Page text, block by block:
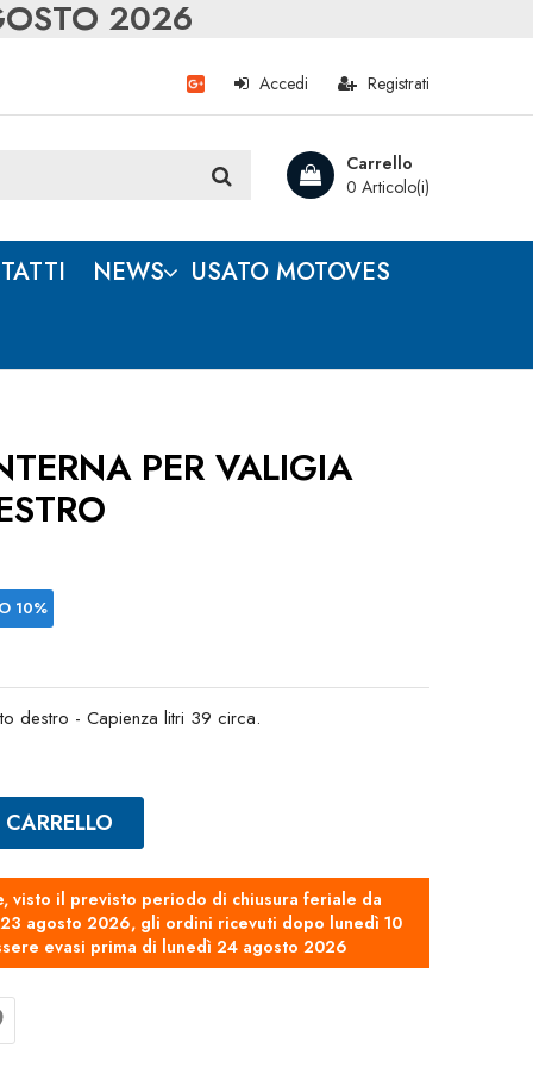
2026
Registrati
Accedi
Carrello
0 Articolo(i)
NEWS
USATO MOTOVES
PER VALIGIA
10%
destro - Capienza litri 39 circa.
visto il previsto periodo di chiusura feriale da
agosto 2026, gli ordini ricevuti dopo lunedì 10
evasi prima di lunedì 24 agosto 2026